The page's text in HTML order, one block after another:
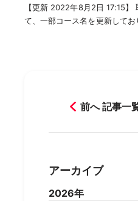
【更新 2022年8月2日 17:15
て、一部コース名を更新してお
前へ 記事一
アーカイブ
2026年